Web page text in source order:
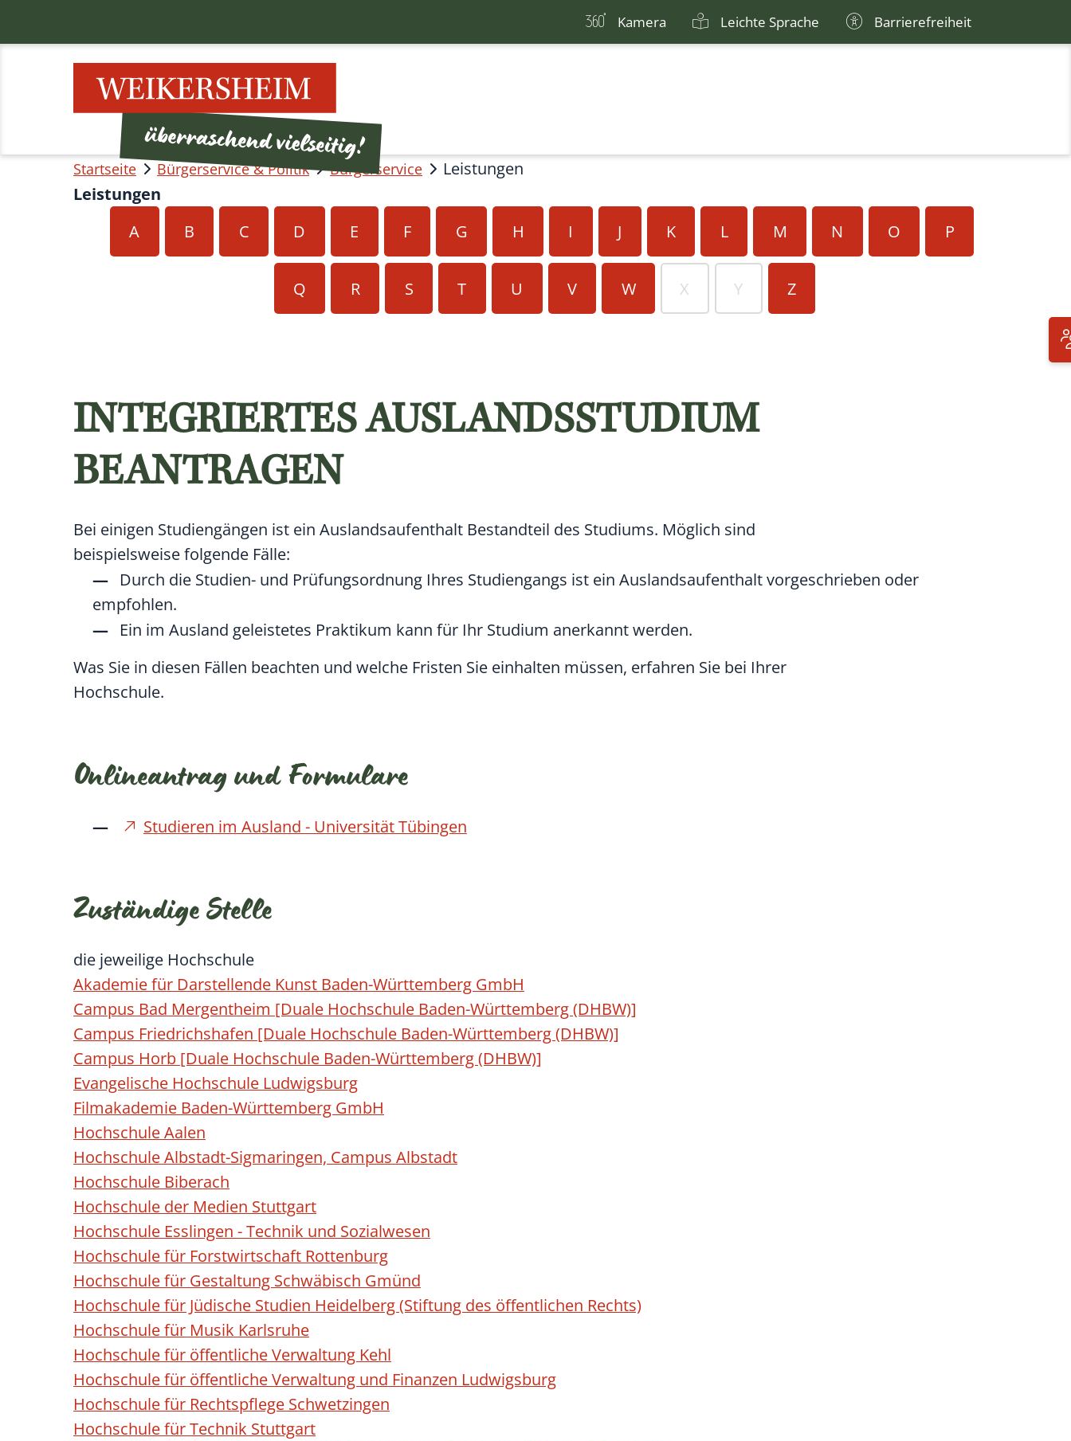
Kamera Leichte Sprache Barrierefreiheit
Startseite Bürgerservice & Politik Bürgerservice
Leistungen
Leistungen
A
B C D E F G H I J K L M N O P
Q R S T U V W X Y Z
INTEGRIERTES AUSLANDSSTUDIUM
BEANTRAGEN
Bei einigen Studiengängen ist ein Auslandsaufenthalt Bestandteil des Studiums. Möglich sind
beispielsweise folgende Fälle:
Durch die Studien- und Prüfungsordnung Ihres Studiengangs ist ein Auslandsaufenthalt vorgeschrieben oder
empfohlen.
Ein im Ausland geleistetes Praktikum kann für Ihr Studium anerkannt werden.
Was Sie in diesen Fällen beachten und welche Fristen Sie einhalten müssen, erfahren Sie bei Ihrer
Hochschule.
Onlineantrag und Formulare
Studieren im Ausland - Universität Tübingen
Zuständige Stelle
die jeweilige Hochschule
Akademie für Darstellende Kunst Baden-Württemberg GmbH
Campus Bad Mergentheim [Duale Hochschule Baden-Württemberg (DHBW)]
Campus Friedrichshafen [Duale Hochschule Baden-Württemberg (DHBW)]
Campus Horb [Duale Hochschule Baden-Württemberg (DHBW)]
Evangelische Hochschule Ludwigsburg
Filmakademie Baden-Württemberg GmbH
Hochschule Aalen
Hochschule Albstadt-Sigmaringen, Campus Albstadt
Hochschule Biberach
Hochschule der Medien Stuttgart
Hochschule Esslingen - Technik und Sozialwesen
Hochschule für Forstwirtschaft Rottenburg
Hochschule für Gestaltung Schwäbisch Gmünd
Hochschule für Jüdische Studien Heidelberg (Stiftung des öffentlichen Rechts)
Hochschule für Musik Karlsruhe
Hochschule für öffentliche Verwaltung Kehl
Hochschule für öffentliche Verwaltung und Finanzen Ludwigsburg
Hochschule für Rechtspflege Schwetzingen
Hochschule für Technik Stuttgart